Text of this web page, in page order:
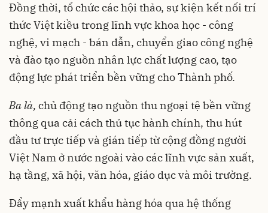
Đồng thời, tổ chức các hội thảo, sự kiện kết nối trí
thức Việt kiều trong lĩnh vực khoa học - công
nghệ, vi mạch - bán dẫn, chuyển giao công nghệ
và đào tạo nguồn nhân lực chất lượng cao, tạo
động lực phát triển bền vững cho Thành phố.
Ba là, chủ động tạo nguồn thu ngoại tệ bền vững
thông qua cải cách thủ tục hành chính, thu hút
đầu tư trực tiếp và gián tiếp từ cộng đồng người
Việt Nam ở nước ngoài vào các lĩnh vực sản xuất,
hạ tầng, xã hội, văn hóa, giáo dục và môi trường.
Đẩy mạnh xuất khẩu hàng hóa qua hệ thống